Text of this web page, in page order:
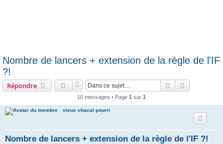
Nombre de lancers + extension de la règle de l'IF
?!
Répondre Rechercher
10 messages • Page 1 sur 1
vieux chacal pourri
Nombre de lancers + extension de la règle de l'IF ?!